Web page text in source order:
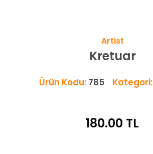
Artist
Kretuar
Ürün Kodu: 785 Kategori:
180.00 TL